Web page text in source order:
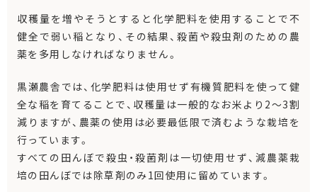
収穫量を増やそうとすると化学肥料を使用することで不
健全で弱い稲となり、その結果、殺菌や殺虫剤のための農
薬を多用しなければなりません。
黒瀬農舎では、化学肥料は使用せず有機質肥料を使って健
全な稲を育てることで、収穫量は一般的なお米より2～3割
減りますが、農薬の使用は必要最低限で済むような栽培を
行っています。
すべての田んぼで殺虫・殺菌剤は一切使用せず、減農薬栽
培の田んぼでは除草剤のみ1回使用に留めています。